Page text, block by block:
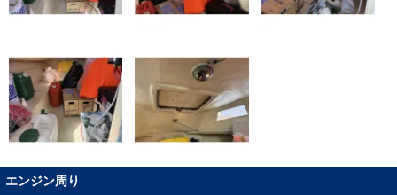
エンジン周り